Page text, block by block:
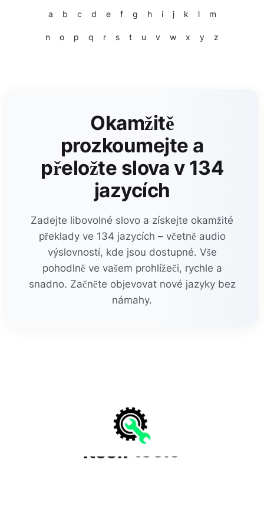
a b c d e f g h i j k l m
n o p q r s t u v w x y z
Okamžitě
prozkoumejte a
přeložte slova v 134
jazycích
Zadejte libovolné slovo a získejte okamžité
překlady ve 134 jazycích – včetně audio
výslovností, kde jsou dostupné. Vše
pohodlně ve vašem prohlížeči, rychle a
snadno. Začněte objevovat nové jazyky bez
námahy.